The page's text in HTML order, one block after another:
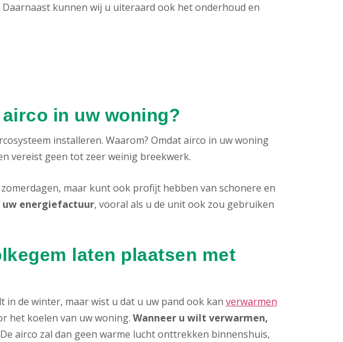
kunnen wij u uiteraard ook het onderhoud en
in uw woning?
installeren. Waarom? Omdat airco in uw woning
vereist geen tot zeer weinig breekwerk.
maar kunt ook profijt hebben van schonere en
uw energiefactuur, vooral als u de unit ook zou gebruiken
laten plaatsen met
de winter, maar wist u dat u uw pand ook kan verwarmen
het koelen van uw woning. Wanneer u wilt verwarmen,
airco zal dan geen warme lucht onttrekken binnenshuis,